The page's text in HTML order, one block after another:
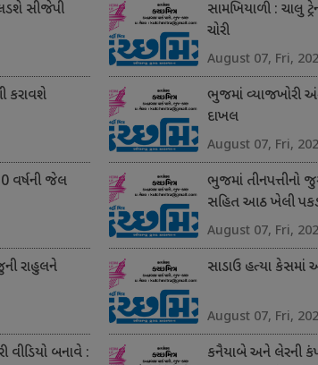
સીજેપી
કરાવશે
વર્ષની જેલ
રાહુલને
વીડિયો બનાવે :
સામખિયાળી : ચાલુ
ચોરી
August 07, Fri,
ભુજમાં વ્યાજખોરી
દાખલ
August 07, Fri,
ભુજમાં તીનપત્તીનો
સહિત આઠ ખેલી
August 07, Fri,
સાડાઉ હત્યા કેસમાં
August 07, Fri,
કનૈયાબે અને લેરની